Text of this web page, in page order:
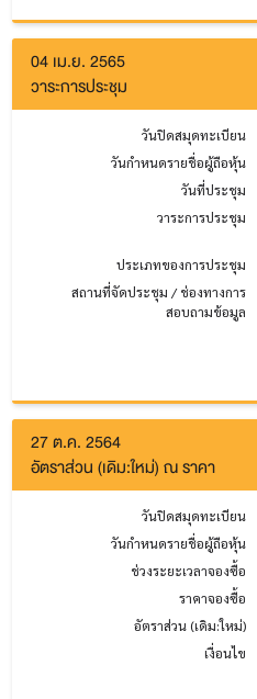
04 เม.ย. 2565
วาระการประชุม
วันปิดสมุดทะเบียน
วันกำหนดรายชื่อผู้ถือหุ้น
วันที่ประชุม
วาระการประชุม
ประเภทของการประชุม
สถานที่จัดประชุม / ช่องทางการ
สอบถามข้อมูล
27 ต.ค. 2564
อัตราส่วน (เดิม:ใหม่) ณ ราคา
วันปิดสมุดทะเบียน
วันกำหนดรายชื่อผู้ถือหุ้น
ช่วงระยะเวลาจองซื้อ
ราคาจองซื้อ
อัตราส่วน (เดิม:ใหม่)
เงื่อนไข